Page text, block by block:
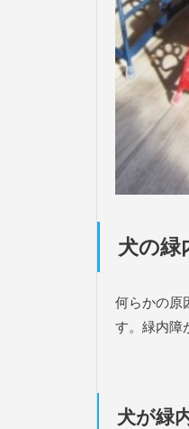
犬の緑
何らかの原
す。緑内障
犬が緑